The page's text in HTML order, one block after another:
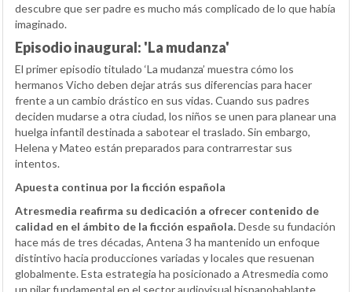
descubre que ser padre es mucho más complicado de lo que había
imaginado.
Episodio inaugural: 'La mudanza'
El primer episodio titulado ‘La mudanza’ muestra cómo los
hermanos Vicho deben dejar atrás sus diferencias para hacer
frente a un cambio drástico en sus vidas. Cuando sus padres
deciden mudarse a otra ciudad, los niños se unen para planear una
huelga infantil destinada a sabotear el traslado. Sin embargo,
Helena y Mateo están preparados para contrarrestar sus
intentos.
Apuesta continua por la ficción española
Atresmedia reafirma su dedicación a ofrecer contenido de
calidad en el ámbito de la ficción española.Desde su fundación
hace más de tres décadas, Antena 3 ha mantenido un enfoque
distintivo hacia producciones variadas y locales que resuenan
globalmente. Esta estrategia ha posicionado a Atresmedia como
un pilar fundamental en el sector audiovisual hispanohablante.